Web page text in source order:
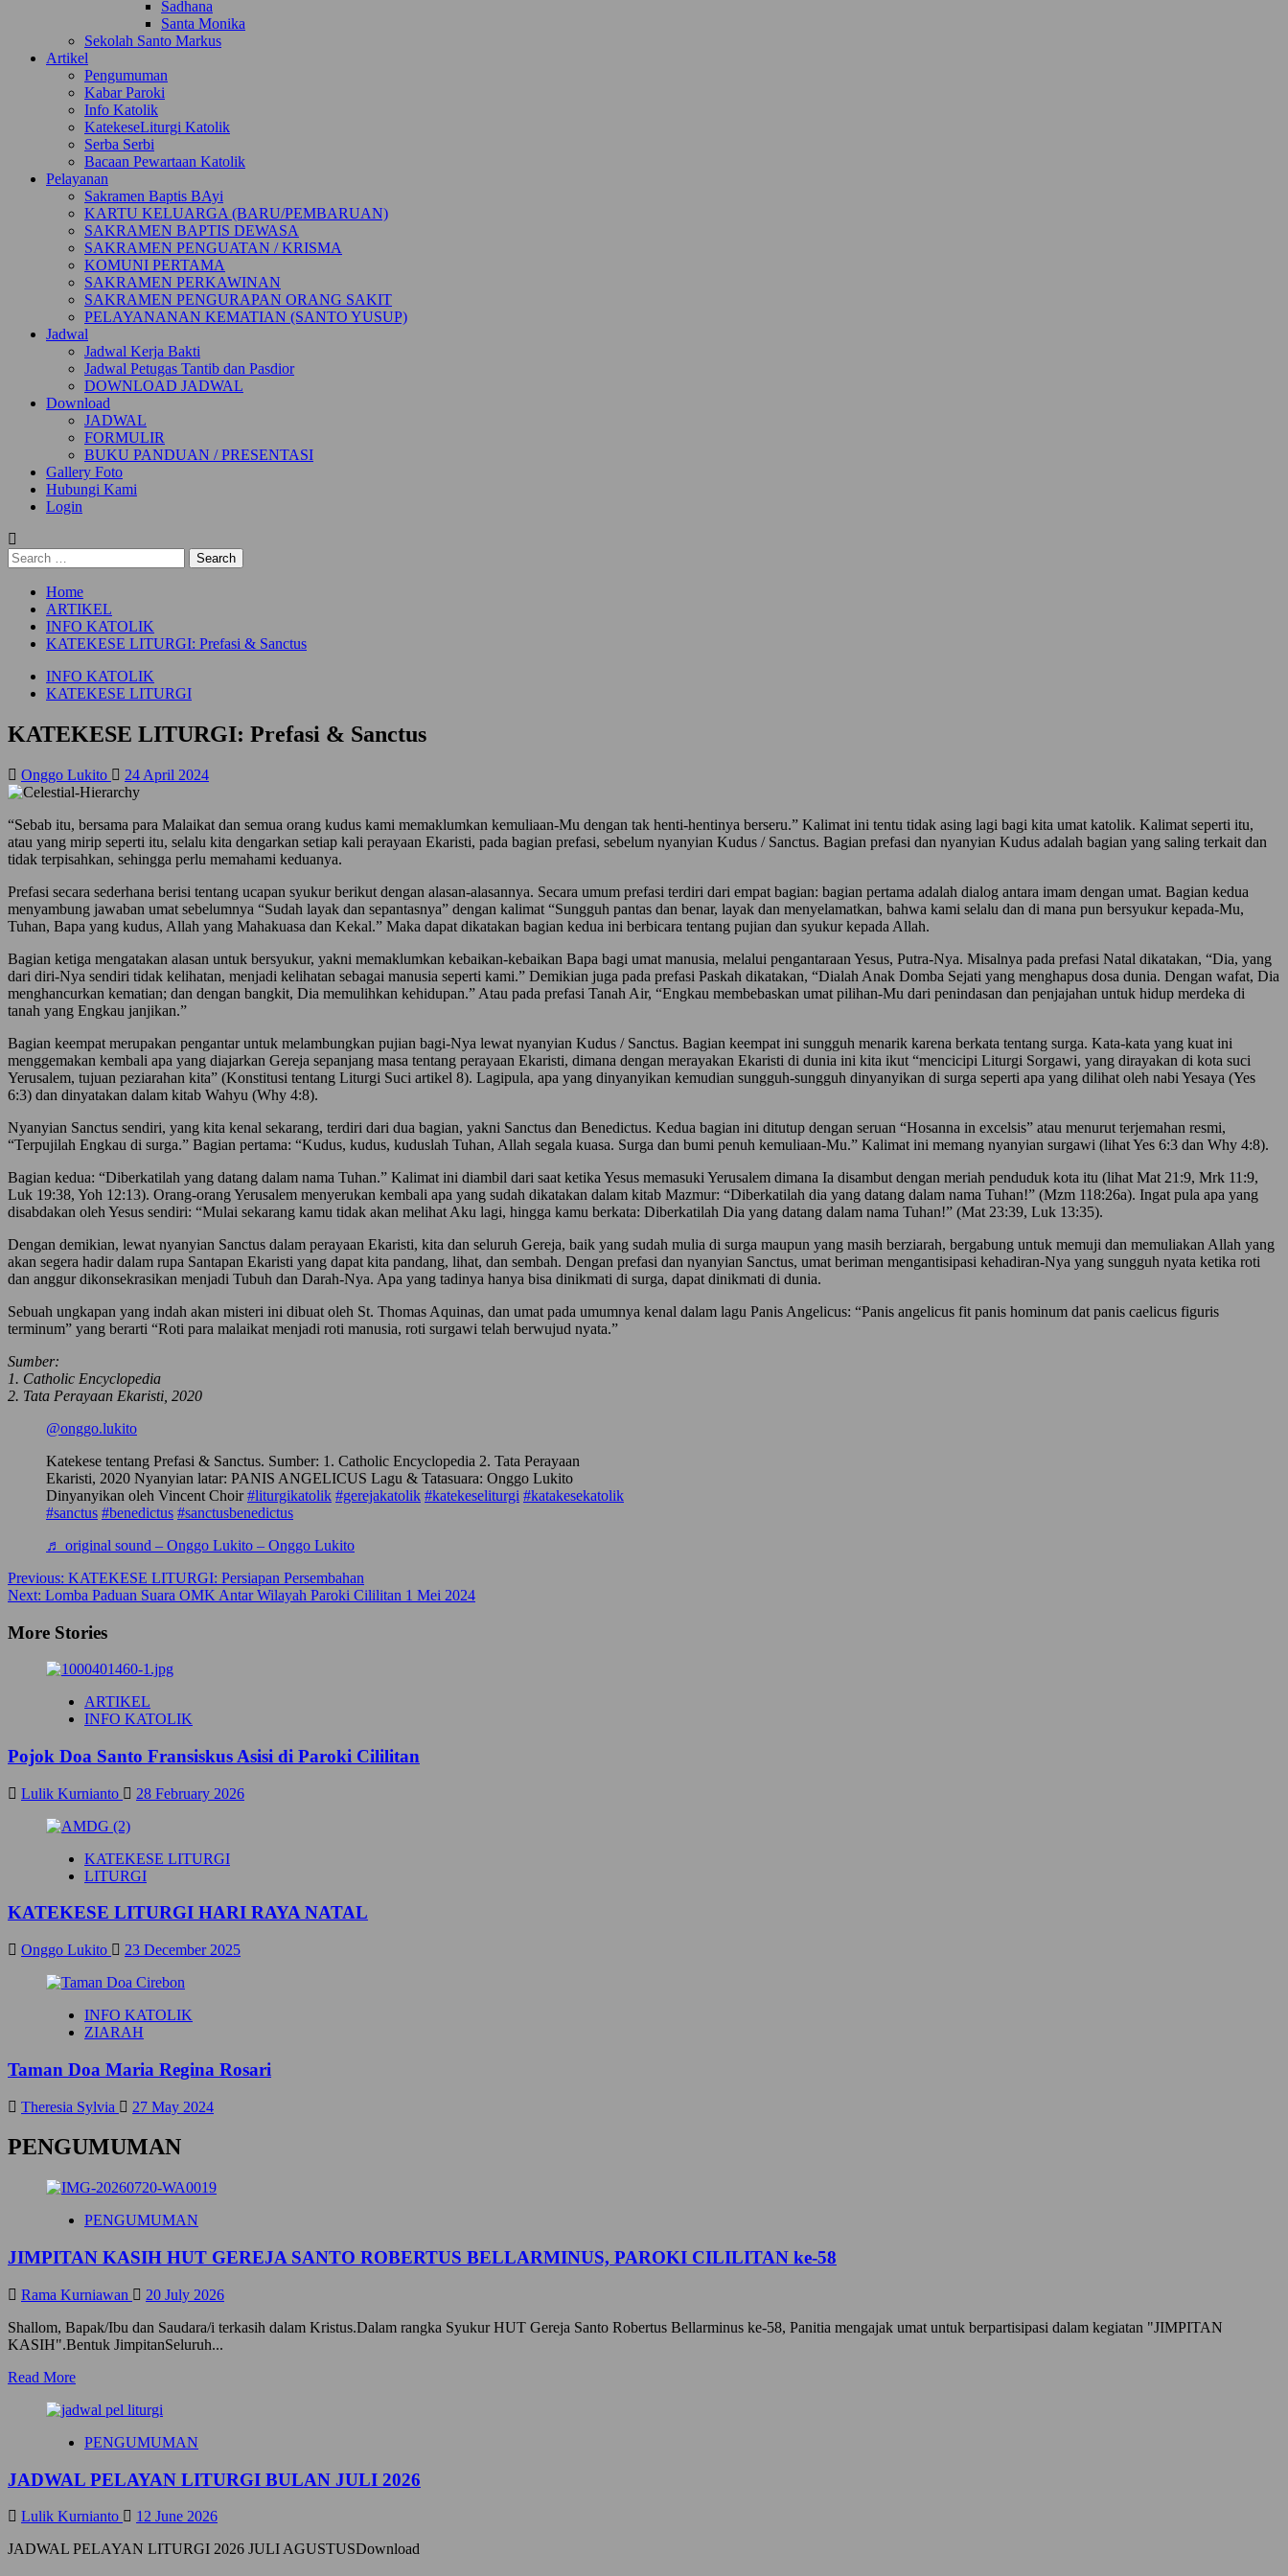
Sadhana
Santa Monika
Sekolah Santo Markus
Artikel
Pengumuman
Kabar Paroki
Info Katolik
KatekeseLiturgi Katolik
Serba Serbi
Bacaan Pewartaan Katolik
Pelayanan
Sakramen Baptis BAyi
KARTU KELUARGA (BARU/PEMBARUAN)
SAKRAMEN BAPTIS DEWASA
SAKRAMEN PENGUATAN / KRISMA
KOMUNI PERTAMA
SAKRAMEN PERKAWINAN
SAKRAMEN PENGURAPAN ORANG SAKIT
PELAYANANAN KEMATIAN (SANTO YUSUP)
Jadwal
Jadwal Kerja Bakti
Jadwal Petugas Tantib dan Pasdior
DOWNLOAD JADWAL
Download
JADWAL
FORMULIR
BUKU PANDUAN / PRESENTASI
Gallery Foto
Hubungi Kami
Login
Search
for:
Home
ARTIKEL
INFO KATOLIK
KATEKESE LITURGI: Prefasi & Sanctus
INFO KATOLIK
KATEKESE LITURGI
KATEKESE LITURGI: Prefasi & Sanctus
Onggo Lukito 24 April 2024
“Sebab itu, bersama para Malaikat dan semua orang kudus kami memaklumkan kemuliaan-Mu dengan tak henti-hentinya berseru.” Kalimat ini tentu tidak asing lagi bagi kita umat katolik. Kalimat seperti itu,
atau yang mirip seperti itu, selalu kita dengarkan setiap kali perayaan Ekaristi, pada bagian prefasi, sebelum nyanyian Kudus / Sanctus. Bagian prefasi dan nyanyian Kudus adalah bagian yang saling terkait dan
tidak terpisahkan, sehingga perlu memahami keduanya.
Prefasi secara sederhana berisi tentang ucapan syukur berikut dengan alasan-alasannya. Secara umum prefasi terdiri dari empat bagian: bagian pertama adalah dialog antara imam dengan umat. Bagian kedua
menyambung jawaban umat sebelumnya “Sudah layak dan sepantasnya” dengan kalimat “Sungguh pantas dan benar, layak dan menyelamatkan, bahwa kami selalu dan di mana pun bersyukur kepada-Mu,
Tuhan, Bapa yang kudus, Allah yang Mahakuasa dan Kekal.” Maka dapat dikatakan bagian kedua ini berbicara tentang pujian dan syukur kepada Allah.
Bagian ketiga mengatakan alasan untuk bersyukur, yakni memaklumkan kebaikan-kebaikan Bapa bagi umat manusia, melalui pengantaraan Yesus, Putra-Nya. Misalnya pada prefasi Natal dikatakan, “Dia, yang
dari diri-Nya sendiri tidak kelihatan, menjadi kelihatan sebagai manusia seperti kami.” Demikian juga pada prefasi Paskah dikatakan, “Dialah Anak Domba Sejati yang menghapus dosa dunia. Dengan wafat, Dia
menghancurkan kematian; dan dengan bangkit, Dia memulihkan kehidupan.” Atau pada prefasi Tanah Air, “Engkau membebaskan umat pilihan-Mu dari penindasan dan penjajahan untuk hidup merdeka di
tanah yang Engkau janjikan.”
Bagian keempat merupakan pengantar untuk melambungkan pujian bagi-Nya lewat nyanyian Kudus / Sanctus. Bagian keempat ini sungguh menarik karena berkata tentang surga. Kata-kata yang kuat ini
menggemakan kembali apa yang diajarkan Gereja sepanjang masa tentang perayaan Ekaristi, dimana dengan merayakan Ekaristi di dunia ini kita ikut “mencicipi Liturgi Sorgawi, yang dirayakan di kota suci
Yerusalem, tujuan peziarahan kita” (Konstitusi tentang Liturgi Suci artikel 8). Lagipula, apa yang dinyanyikan kemudian sungguh-sungguh dinyanyikan di surga seperti apa yang dilihat oleh nabi Yesaya (Yes
6:3) dan dinyatakan dalam kitab Wahyu (Why 4:8).
Nyanyian Sanctus sendiri, yang kita kenal sekarang, terdiri dari dua bagian, yakni Sanctus dan Benedictus. Kedua bagian ini ditutup dengan seruan “Hosanna in excelsis” atau menurut terjemahan resmi,
“Terpujilah Engkau di surga.” Bagian pertama: “Kudus, kudus, kuduslah Tuhan, Allah segala kuasa. Surga dan bumi penuh kemuliaan-Mu.” Kalimat ini memang nyanyian surgawi (lihat Yes 6:3 dan Why 4:8).
Bagian kedua: “Diberkatilah yang datang dalam nama Tuhan.” Kalimat ini diambil dari saat ketika Yesus memasuki Yerusalem dimana Ia disambut dengan meriah penduduk kota itu (lihat Mat 21:9, Mrk 11:9,
Luk 19:38, Yoh 12:13). Orang-orang Yerusalem menyerukan kembali apa yang sudah dikatakan dalam kitab Mazmur: “Diberkatilah dia yang datang dalam nama Tuhan!” (Mzm 118:26a). Ingat pula apa yang
disabdakan oleh Yesus sendiri: “Mulai sekarang kamu tidak akan melihat Aku lagi, hingga kamu berkata: Diberkatilah Dia yang datang dalam nama Tuhan!” (Mat 23:39, Luk 13:35).
Dengan demikian, lewat nyanyian Sanctus dalam perayaan Ekaristi, kita dan seluruh Gereja, baik yang sudah mulia di surga maupun yang masih berziarah, bergabung untuk memuji dan memuliakan Allah yang
akan segera hadir dalam rupa Santapan Ekaristi yang dapat kita pandang, lihat, dan sembah. Dengan prefasi dan nyanyian Sanctus, umat beriman mengantisipasi kehadiran-Nya yang sungguh nyata ketika roti
dan anggur dikonsekrasikan menjadi Tubuh dan Darah-Nya. Apa yang tadinya hanya bisa dinikmati di surga, dapat dinikmati di dunia.
Sebuah ungkapan yang indah akan misteri ini dibuat oleh St. Thomas Aquinas, dan umat pada umumnya kenal dalam lagu Panis Angelicus: “Panis angelicus fit panis hominum dat panis caelicus figuris
terminum” yang berarti “Roti para malaikat menjadi roti manusia, roti surgawi telah berwujud nyata.”
Sumber:
1. Catholic Encyclopedia
2. Tata Perayaan Ekaristi, 2020
@onggo.lukito
Katekese tentang Prefasi & Sanctus. Sumber: 1. Catholic Encyclopedia 2. Tata Perayaan
Ekaristi, 2020 Nyanyian latar: PANIS ANGELICUS Lagu & Tatasuara: Onggo Lukito
Dinyanyikan oleh Vincent Choir#liturgikatolik #gerejakatolik #katekeseliturgi #katakesekatolik
#sanctus #benedictus #sanctusbenedictus
♬ original sound – Onggo Lukito – Onggo Lukito
Post
navigation
Previous: KATEKESE LITURGI: Persiapan Persembahan
Next: Lomba Paduan Suara OMK Antar Wilayah Paroki Cililitan 1 Mei 2024
More Stories
ARTIKEL
INFO KATOLIK
Pojok Doa Santo Fransiskus Asisi di Paroki Cililitan
Lulik Kurnianto 28 February 2026
KATEKESE LITURGI
LITURGI
KATEKESE LITURGI HARI RAYA NATAL
Onggo Lukito 23 December 2025
INFO KATOLIK
ZIARAH
Taman Doa Maria Regina Rosari
Theresia Sylvia 27 May 2024
PENGUMUMAN
PENGUMUMAN
JIMPITAN KASIH HUT GEREJA SANTO ROBERTUS BELLARMINUS, PAROKI CILILITAN ke-58
Rama Kurniawan
20 July 2026
Shallom, Bapak/Ibu dan Saudara/i terkasih dalam Kristus.Dalam rangka Syukur HUT Gereja Santo Robertus Bellarminus ke-58, Panitia mengajak umat untuk berpartisipasi dalam kegiatan "JIMPITAN
KASIH".Bentuk JimpitanSeluruh...
Read MoreR
a
m
r
a
o
PENGUMUMAN
JADWAL PELAYAN LITURGI BULAN JULI 2026
Lulik Kurnianto
12 June 2026
JADWAL PELAYAN LITURGI 2026 JULI AGUSTUSDownload